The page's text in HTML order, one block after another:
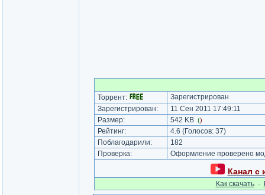
Торрент:
Зарегистрирован
Зарегистрирован:
11 Сен 2011 17:49:11
Размер:
542 KB ()
Рейтинг: 4.6 (Голосов: 37)
Поблагодарили:
182
Проверка:
Оформление проверено
Канал с
Как cкачать·